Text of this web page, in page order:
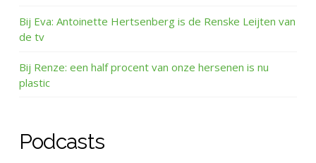
Bij Eva: Antoinette Hertsenberg is de Renske Leijten van
de tv
Bij Renze: een half procent van onze hersenen is nu
plastic
Podcasts